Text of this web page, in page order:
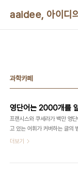
aaidee, 아이디
과학카페
프랜시스와 쿠세라가 백만 영
고 있는 어휘가 커버하는 글의
어휘(단어수) 커버하는 글의
더보기